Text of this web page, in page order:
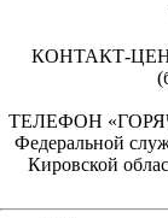
КОНТАКТ-
ТЕЛЕФОН
Федеральной
Кировской